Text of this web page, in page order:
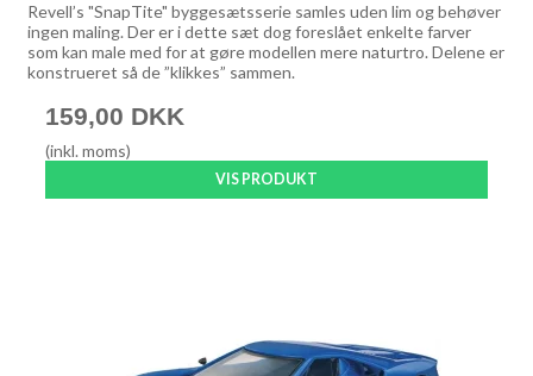
Revell’s "SnapTite" byggesætsserie samles uden lim og behøver
ingen maling. Der er i dette sæt dog foreslået enkelte farver
som kan male med for at gøre modellen mere naturtro. Delene er
konstrueret så de ”klikkes” sammen.
159,00 DKK
(inkl. moms)
VIS PRODUKT